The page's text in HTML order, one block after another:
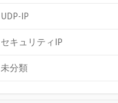
UDP-IP
セキュリティIP
未分類